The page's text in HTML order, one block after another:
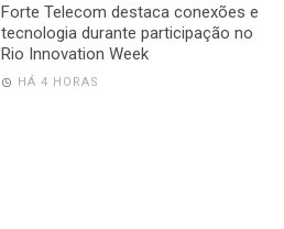
Forte Telecom destaca conexões e
tecnologia durante participação no
Rio Innovation Week
HÁ 4 HORAS